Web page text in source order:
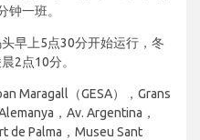
钟一班。
早上5点30分开始运行，冬
2点10分。
Maragall（GESA），Grans
，Av. Argentina，
de Palma，Museu Sant